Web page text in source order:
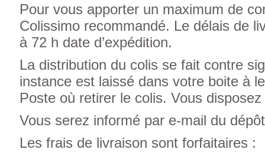
Pour vous apporter un maximum de
Colissimo recommandé. Le délais de
à 72 h date d’expédition.
La distribution du colis se fait contre
instance est laissé dans votre boite à
Poste où retirer le colis. Vous
Vous serez informé par e-mail du
Les frais de livraison sont forfaitaires :